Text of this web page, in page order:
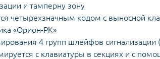
и тамперну зону
четырехзначным кодом с выносной
«Орион-РК»
4 групп шлейфов
с клавиатуры в секциях и с